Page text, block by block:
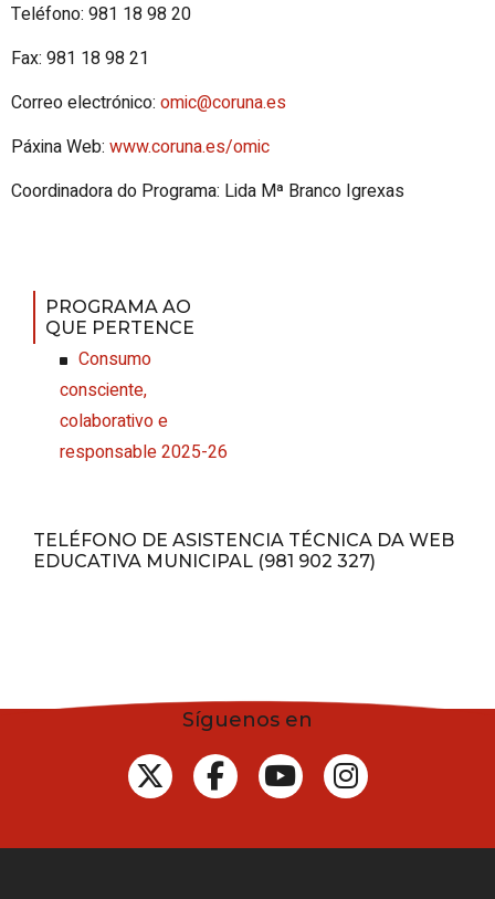
Teléfono: 981 18 98 20
Fax: 981 18 98 21
Correo electrónico: omic@coruna.es
Páxina Web: www.coruna.es/omic
Coordinadora do Programa: Lida Mª Branco Igrexas
PROGRAMA AO
QUE PERTENCE
Consumo
consciente,
colaborativo e
responsable 2025-26
TELÉFONO DE ASISTENCIA TÉCNICA DA WEB
EDUCATIVA MUNICIPAL (981 902 327)
Síguenos en